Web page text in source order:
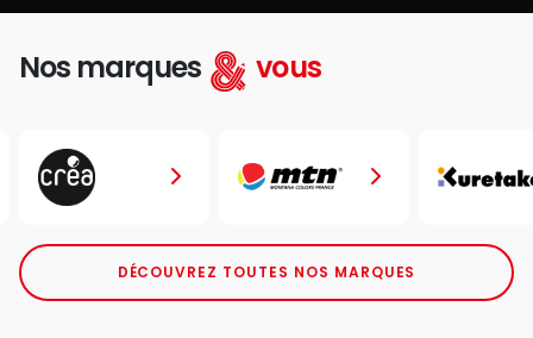
Nos marques vous
DÉCOUVREZ TOUTES NOS MARQUES